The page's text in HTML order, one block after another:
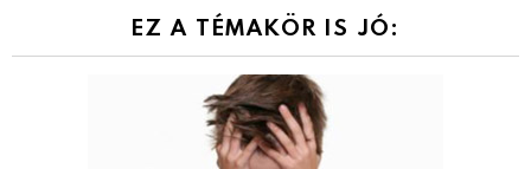
EZ A TÉMAKÖR IS JÓ: